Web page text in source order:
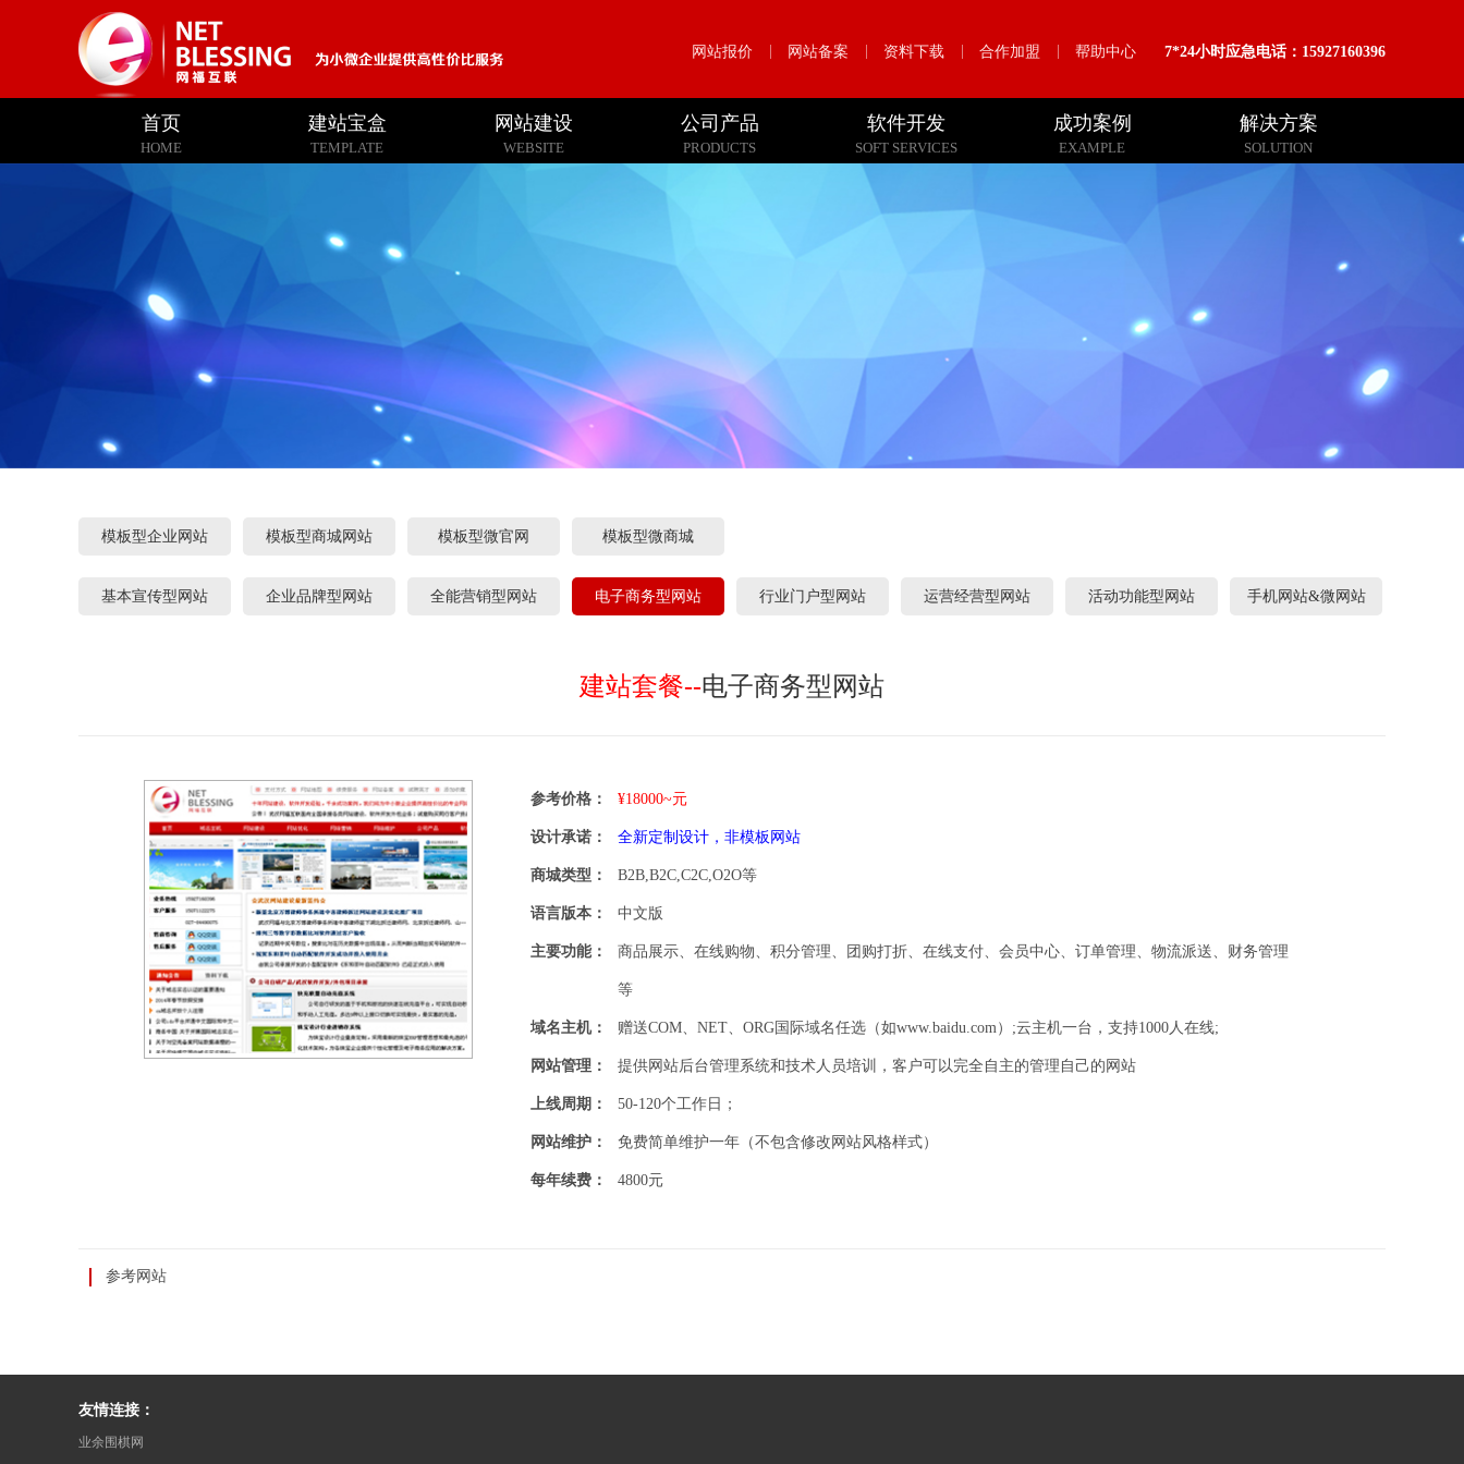
7*24小时应急电话：15927160396
网站报价 网站备案 资料下载 合作加盟 帮助中心
首页
HOME
建站宝盒
TEMPLATE
网站建设
WEBSITE
公司产品
PRODUCTS
软件开发
SOFT SERVICES
成功案例
EXAMPLE
解决方案
SOLUTION
模板型企业网站 模板型商城网站 模板型微官网 模板型微商城
基本宣传型网站 企业品牌型网站 全能营销型网站 电子商务型网站 行业门户型网站 运营经营型网站 活动功能型网站 手机网站&微网站
建站套餐--电子商务型网站
参考价格： ¥18000~元
设计承诺： 全新定制设计，非模板网站
商城类型： B2B,B2C,C2C,O2O等
语言版本： 中文版
主要功能： 商品展示、在线购物、积分管理、团购打折、在线支付、会员中心、订单管理、物流派送、财务管理
等
域名主机： 赠送COM、NET、ORG国际域名任选（如www.baidu.com）;云主机一台，支持1000人在线;
网站管理： 提供网站后台管理系统和技术人员培训，客户可以完全自主的管理自己的网站
上线周期： 50-120个工作日；
网站维护： 免费简单维护一年（不包含修改网站风格样式）
每年续费： 4800元
参考网站
友情连接：
业余围棋网